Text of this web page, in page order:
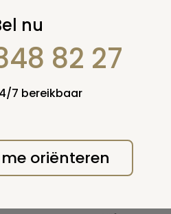
toekomst
baasje
denkt hier niet
nu
82 27
7 bereikbaar
me oriënteren